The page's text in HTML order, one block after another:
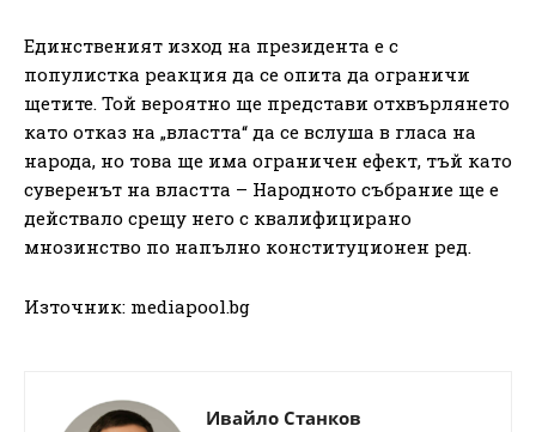
Единственият изход на президента е с
популистка реакция да се опита да ограничи
щетите. Той вероятно ще представи отхвърлянето
като отказ на „властта“ да се вслуша в гласа на
народа, но това ще има ограничен ефект, тъй като
суверенът на властта – Народното събрание ще е
действало срещу него с квалифицирано
мнозинство по напълно конституционен ред.
Източник: mediapool.bg
Ивайло Станков